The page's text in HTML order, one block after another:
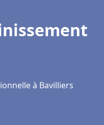
à Bavilliers